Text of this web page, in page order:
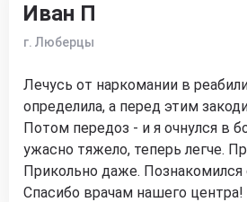
Иван П
г. Люберцы
Лечусь от наркомании в
определила, а перед этим
Потом передоз - и я очнулся в
ужасно тяжело, теперь легче.
Прикольно даже.
Спасибо врачам нашего центра!